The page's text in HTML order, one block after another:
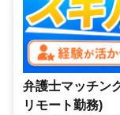
弁護士マッチン
リモート勤務)